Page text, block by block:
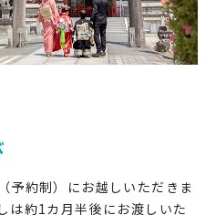
予約制）にお越しいただきま
は約1カ月半後にお渡しいた